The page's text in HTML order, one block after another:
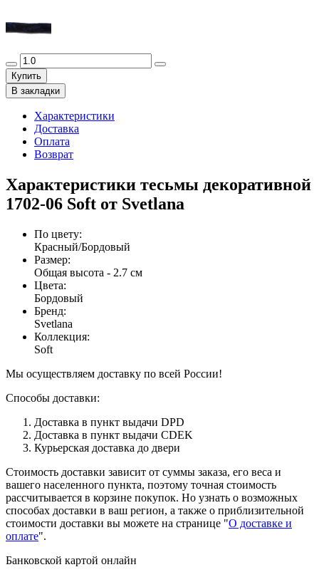
Купить
В закладки
Характеристики
Доставка
Оплата
Возврат
Характеристики тесьмы декоративной
1702-06 Soft от Svetlana
По цвету:
Красный/Бордовый
Размер:
Общая высота - 2.7 см
Цвета:
Бордовый
Бренд:
Svetlana
Коллекция:
Soft
Мы осуществляем доставку по всей России!
Способы доставки:
Доставка в пункт выдачи DPD
Доставка в пункт выдачи CDEK
Курьерская доставка до двери
Стоимость доставки зависит от суммы заказа, его веса и
вашего населенного пункта, поэтому точная стоимость
рассчитывается в корзине покупок. Но узнать о возможных
способах доставки в ваш регион, а также о приблизительной
стоимости доставки вы можете на странице "О доставке и
оплате".
Банковской картой онлайн